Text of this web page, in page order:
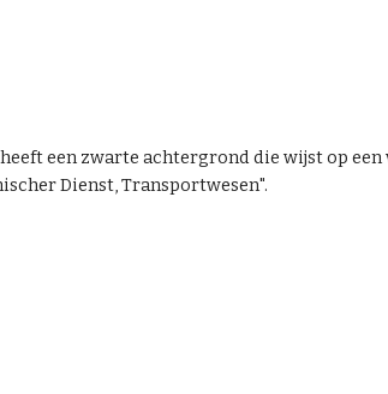
een zwarteachtergrond die wijst op een
Dienst, Transportwesen".